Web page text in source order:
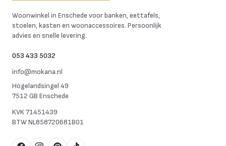
Woonwinkel in Enschede voor banken, eettafels,
stoelen, kasten en woonaccessoires. Persoonlijk
advies en snelle levering.
053 433 5032
info@mokana.nl
Hogelandsingel 49
7512 GB Enschede
KVK71451439
BTWNL858720681B01